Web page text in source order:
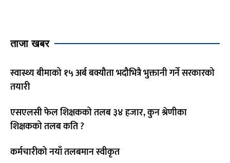
ताजा खबर
स्वास्थ्य बीमाको १५ अर्ब बक्यौता भदौभित्रै भुक्तानी गर्ने सरकारको
तयारी
एसएलसी फेल शिक्षकको तलब ३४ हजार, कुन श्रेणीका
शिक्षकको तलब कति ?
कर्मचारीको नयाँ तलबमान स्वीकृत